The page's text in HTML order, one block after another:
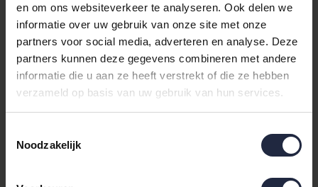
en om ons websiteverkeer te analyseren. Ook delen we
informatie over uw gebruik van onze site met onze
partners voor social media, adverteren en analyse. Deze
partners kunnen deze gegevens combineren met andere
informatie die u aan ze heeft verstrekt of die ze hebben
verzameld op basis van uw gebruik van hun services.
Noodzakelijk
Productspecificaties
Type:Zomerdekbed dons
Merk:Brinkhaus
Serie:Carre Chalet Light
Vulling: